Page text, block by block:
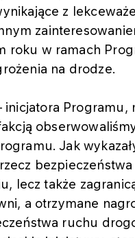
z
roku w ramach
na drodze.
inicjatora
Jak
lecz także
a otrzymane
ruchu